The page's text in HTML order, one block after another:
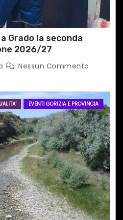
Grado la seconda
2026/27
Nessun Commento
EVENTI GORIZIA E PROVINCIA